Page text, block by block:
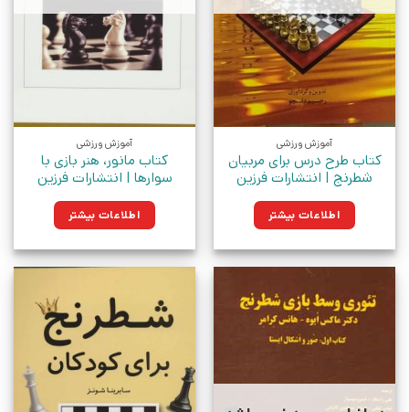
آموزش ورزشی
کتاب طرح درس برای مربیان
شطرنج | انتشارات فرزین
اطلاعات بیشتر
آموزش ورزشی
کتاب مانور، هنر بازی با
سوارها | انتشارات فرزین
اطلاعات بیشتر